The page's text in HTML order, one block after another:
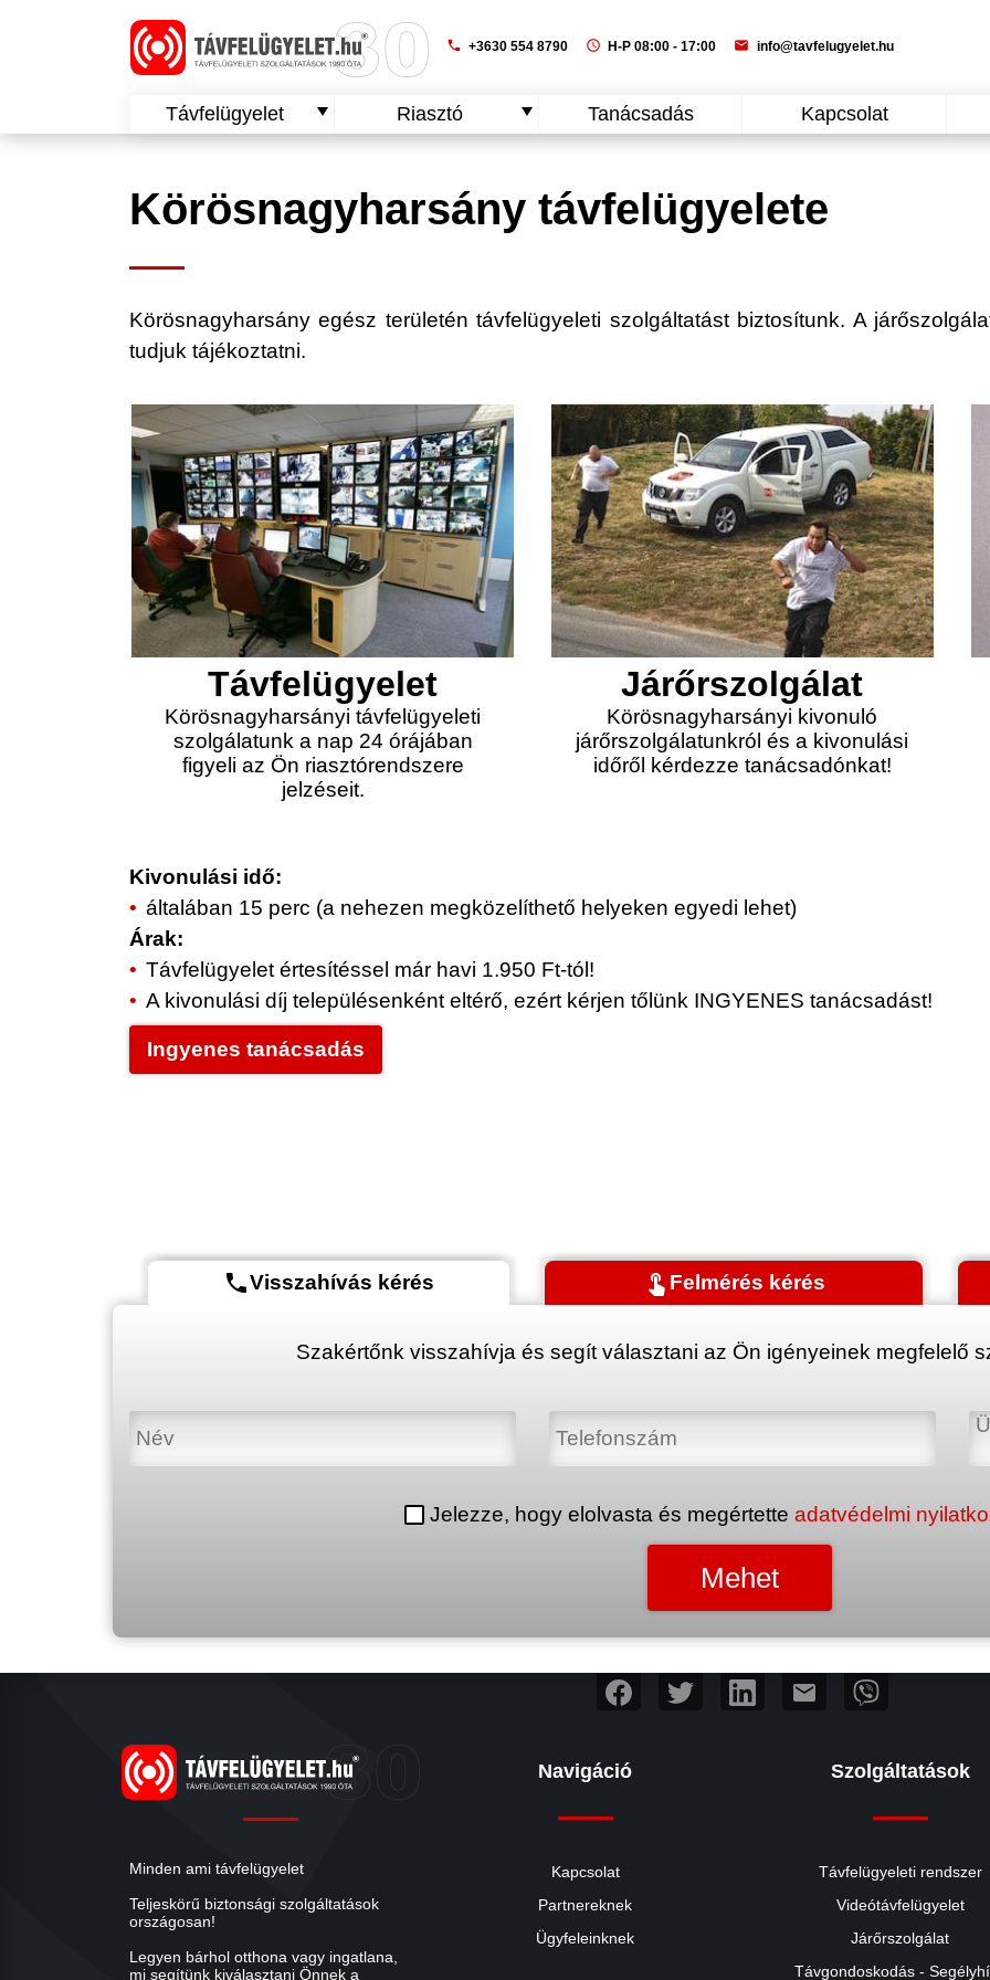
phone +3630 554 8790 schedule H-P 08:00 - 17:00 mail info@tavfelugyelet.hu
Távfelügyelet Riasztó Tanácsadás Kapcsolat
Körösnagyharsány távfelügyelete
Körösnagyharsány egész területén távfelügyeleti szolgáltatást biztosítunk. A
tudjuk tájékoztatni.
Távfelügyelet
Körösnagyharsányi távfelügyeleti
szolgálatunk a nap 24 órájában
figyeli az Ön riasztórendszere
jelzéseit.
Járőrszolgálat
Körösnagyharsányi kivonuló
járőrszolgálatunkról és a kivonulási
időről kérdezze tanácsadónkat!
Kivonulási idő:
általában 15 perc (a nehezen megközelíthető helyeken egyedi lehet)
Árak:
Távfelügyelet értesítéssel már havi 1.950 Ft-tól!
A kivonulási díj településenként eltérő, ezért kérjen tőlünk INGYENES tanácsadást!
Ingyenes tanácsadás
phoneVisszahívás kérés touch_app Felmérés kérés
Szakértőnk visszahívja és segít választani az Ön igényeinek megfelelő
Jelezze, hogy elolvasta és megértette adatvédelmi
mail
Minden ami távfelügyelet
Teljeskörű biztonsági szolgáltatások
országosan!
Legyen bárhol otthona vagy ingatlana,
mi segítünk kiválasztani Önnek a
Navigáció
Kapcsolat
Partnereknek
Ügyfeleinknek
Szolgáltatások
Távfelügyeleti rendszer
Videótávfelügyelet
Járőrszolgálat
Távgondoskodás -